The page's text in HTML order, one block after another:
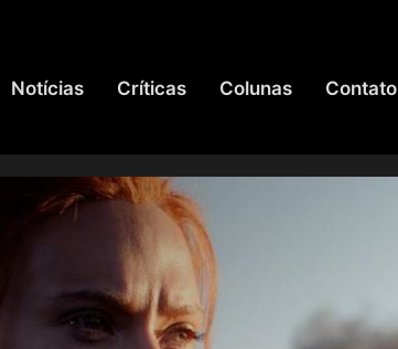
Notícias Críticas Colunas Contato